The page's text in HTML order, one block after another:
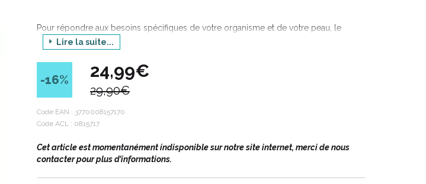
Pour répondre aux besoins spécifiques de votre organisme et de votre peau, le
laboratoire Jaldes vous propose
à avaler.
Comme réponse OUT , sous forme de cosmétique, le laboratoire Jaldes vous
propose ELTEANSSensitive. Elle contient un prébiotique avec un impact ré-
equilibrant sur le microbiote cutané.
Lire la suite...
-16% 24,99€
29,90€
Code EAN : 3770008157170
Code ACL : 0815717
Cet article est momentanément indisponible sur notre site internet, merci de nous
contacter pour plus d’informations.